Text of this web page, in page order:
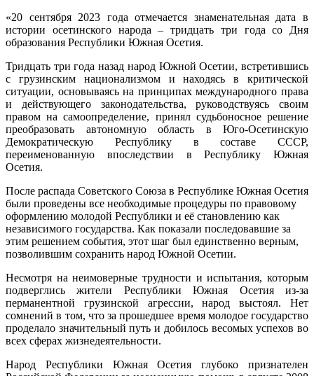
«20 сентября 2023 года отмечается знаменательная дата в
истории осетинского народа – тридцать три года со Дня
образования Республики Южная Осетия.
Тридцать три года назад народ Южной Осетии, встретившись
с грузинским национализмом и находясь в критической
ситуации, основываясь на принципах международного права
и действующего законодательства, руководствуясь своим
правом на самоопределение, принял судьбоносное решение
преобразовать автономную область в Юго-Осетинскую
Демократическую Республику в составе СССР,
переименованную впоследствии в Республику Южная
Осетия.
После распада Советского Союза в Республике Южная Осетия
были проведены все необходимые процедуры по правовому
оформлению молодой Республики и её становлению как
независимого государства. Как показали последовавшие за
этим решением события, этот шаг был единственно верным,
позволившим сохранить народ Южной Осетии.
Несмотря на неимоверные трудности и испытания, которым
подверглись жители Республики Южная Осетия из-за
перманентной грузинской агрессии, народ выстоял. Нет
сомнений в том, что за прошедшее время молодое государство
проделало значительный путь и добилось весомых успехов во
всех сферах жизнедеятельности.
Народ Республики Южная Осетия глубоко признателен